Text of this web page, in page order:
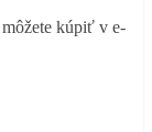
môžete kúpiť v e-